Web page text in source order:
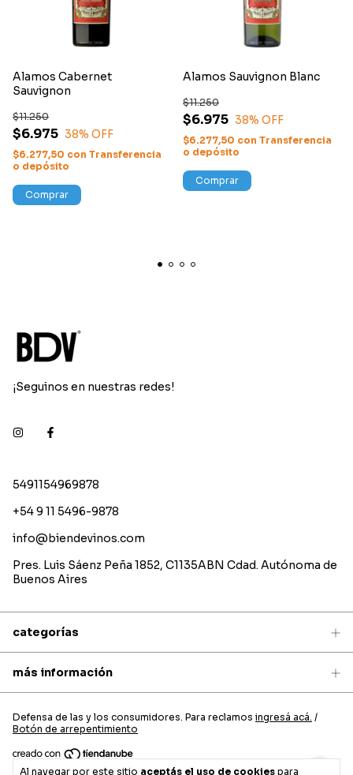
Al navegar por este sitio aceptás el uso de cookies para
Alamos Cabernet
Sauvignon
$6.975
$11.250
38% OFF
$6.277,50 con Transferencia
o depósito
Comprar
Alamos Sauvignon Blanc
$6.975
$11.250
38% OFF
$6.277,50 con Transferencia
o depósito
Comprar
¡Seguinos en nuestras redes!
5491154969878
+54 9 11 5496-9878
info@biendevinos.com
Pres. Luis Sáenz Peña 1852, C1135ABN Cdad. Autónoma de
Buenos Aires
categorías
más información
Defensa de las y los consumidores. Para reclamos ingresá acá. /
Botón de arrepentimiento